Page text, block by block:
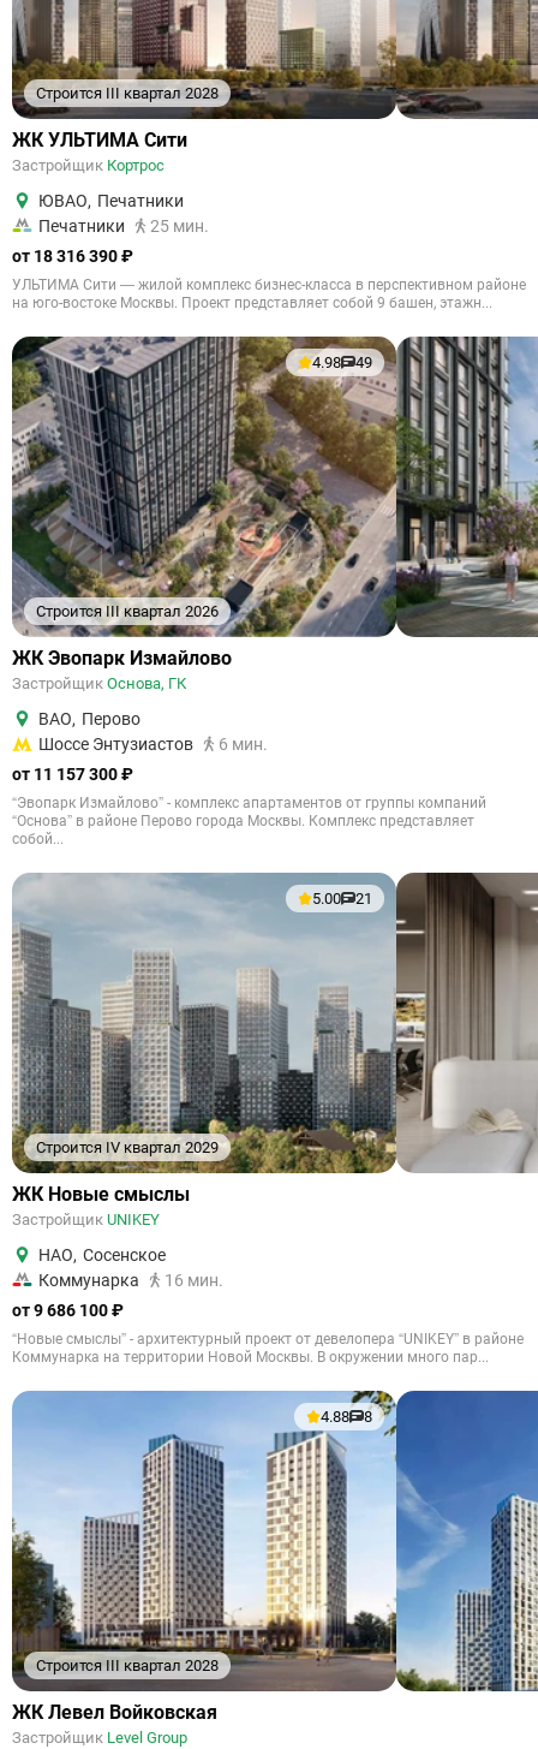
Строится III квартал 2028
ЖК УЛЬТИМА Сити
Застройщик Кортрос
ЮВАО, Печатники
Печатники
25 мин.
от 18 316 390 ₽
УЛЬТИМА Сити — жилой комплекс бизнес-класса в перспективном районе
на юго-востоке Москвы. Проект представляет собой 9 башен, этажн...
Строится III квартал 2026
4.98 49
ЖК Эвопарк Измайлово
Застройщик Основа, ГК
ВАО, Перово
Шоссе Энтузиастов
6 мин.
от 11 157 300 ₽
“Эвопарк Измайлово” - комплекс апартаментов от группы компаний
“Основа” в районе Перово города Москвы. Комплекс представляет
собой...
Строится IV квартал 2029
5.00 21
ЖК Новые смыслы
Застройщик UNIKEY
НАО, Сосенское
Коммунарка
16 мин.
от 9 686 100 ₽
“Новые смыслы” - архитектурный проект от девелопера “UNIKEY” в районе
Коммунарка на территории Новой Москвы. В окружении много пар...
Строится III квартал 2028
4.88 8
ЖК Левел Войковская
Застройщик Level Group